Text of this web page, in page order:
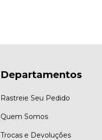
Departamentos
Rastreie Seu Pedido
Quem Somos
Trocas e Devoluções